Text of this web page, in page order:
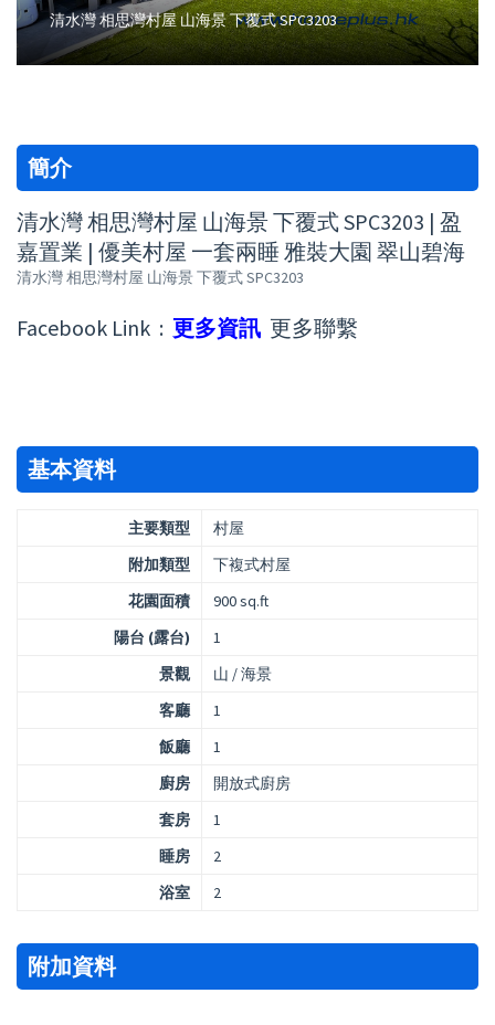
清水灣 相思灣村屋 山海景 下覆式 SPC3203
簡介
清水灣 相思灣村屋 山海景 下覆式 SPC3203 | 盈
嘉置業 | 優美村屋 一套兩睡 雅裝大園 翠山碧海
清水灣 相思灣村屋 山海景 下覆式 SPC3203
Facebook Link : 更多資訊 更多聯繫
基本資料
主要類型
村屋
附加類型
下複式村屋
花園面積
900 sq.ft
陽台 (露台)
1
景觀
山 / 海景
客廳
1
飯廳
1
廚房
開放式廚房
套房
1
睡房
2
浴室
2
附加資料